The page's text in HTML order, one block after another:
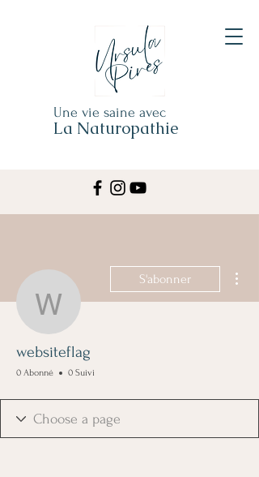
Une vie saine avec
La Naturopathie
websiteflag
S'abonner
websiteflag
0 Abonné 0 Suivi